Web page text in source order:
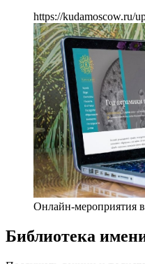
https://kudamoscow.ru/
Онлайн-мероприятия
Библиотека